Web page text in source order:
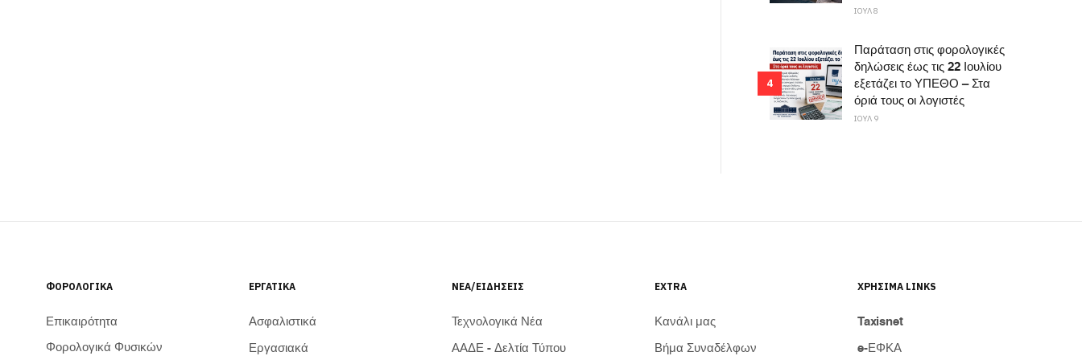
ΙΟΥΛ 8
4
Παράταση στις φορολογικές
δηλώσεις έως τις 22 Ιουλίου
εξετάζει το ΥΠΕΘΟ – Στα
όριά τους οι λογιστές
ΙΟΥΛ 9
ΦΟΡΟΛΟΓΙΚΆ
Επικαιρότητα
Φορολογικά Φυσικών
ΕΡΓΑΤΙΚΆ
Ασφαλιστικά
Εργασιακά
ΝΈΑ/ΕΙΔΉΣΕΙΣ
Τεχνολογικά Νέα
ΑΑΔΕ - Δελτία Τύπου
EXTRA
Κανάλι μας
Βήμα Συναδέλφων
ΧΡΉΣΙΜΑ LINKS
Taxisnet
e-ΕΦΚΑ